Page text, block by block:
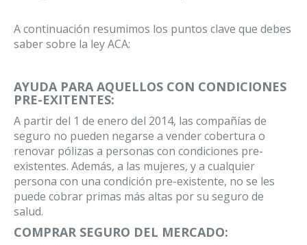
A continuación resumimos los puntos clave que debes
saber sobre la ley ACA:
AYUDA PARA AQUELLOS CON CONDICIONES
PRE-EXITENTES:
A partir del 1 de enero del 2014, las compañías de
seguro no pueden negarse a vender cobertura o
renovar pólizas a personas con condiciones pre-
existentes. Además, a las mujeres, y a cualquier
persona con una condición pre-existente, no se les
puede cobrar primas más altas por su seguro de
salud.
COMPRAR SEGURO DEL MERCADO: